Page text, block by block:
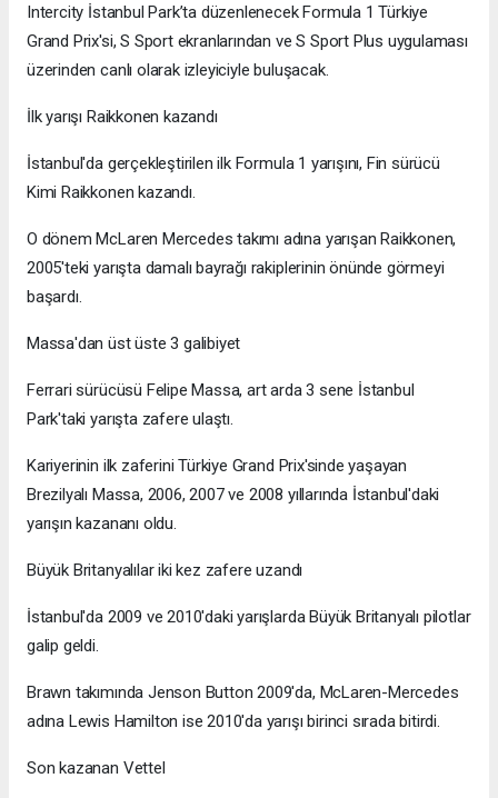
Intercity İstanbul Park’ta düzenlenecek Formula 1 Türkiye
Grand Prix'si, S Sport ekranlarından ve S Sport Plus uygulaması
üzerinden canlı olarak izleyiciyle buluşacak.
İlk yarışı Raikkonen kazandı
İstanbul'da gerçekleştirilen ilk Formula 1 yarışını, Fin sürücü
Kimi Raikkonen kazandı.
O dönem McLaren Mercedes takımı adına yarışan Raikkonen,
2005'teki yarışta damalı bayrağı rakiplerinin önünde görmeyi
başardı.
Massa'dan üst üste 3 galibiyet
Ferrari sürücüsü Felipe Massa, art arda 3 sene İstanbul
Park'taki yarışta zafere ulaştı.
Kariyerinin ilk zaferini Türkiye Grand Prix'sinde yaşayan
Brezilyalı Massa, 2006, 2007 ve 2008 yıllarında İstanbul'daki
yarışın kazananı oldu.
Büyük Britanyalılar iki kez zafere uzandı
İstanbul'da 2009 ve 2010'daki yarışlarda Büyük Britanyalı pilotlar
galip geldi.
Brawn takımında Jenson Button 2009'da, McLaren-Mercedes
adına Lewis Hamilton ise 2010'da yarışı birinci sırada bitirdi.
Son kazanan Vettel